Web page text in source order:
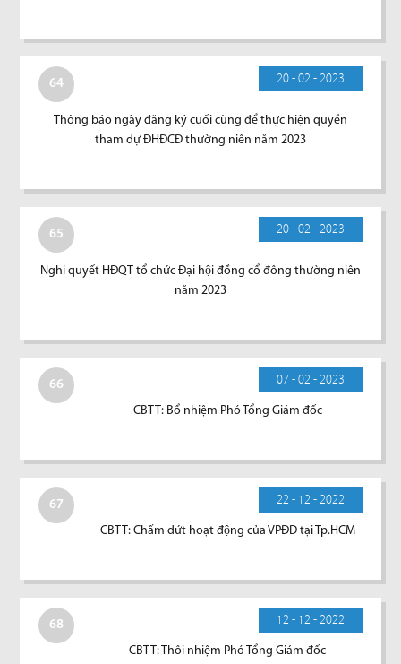
64 20 - 02 - 2023
Thông báo ngày đăng ký cuối cùng để thực hiện quyền
tham dự ĐHĐCĐ thường niên năm 2023
65 20 - 02 - 2023
Nghi quyết HĐQT tổ chức Đại hội đồng cổ đông thường niên
năm 2023
66 07 - 02 - 2023
CBTT: Bổ nhiệm Phó Tổng Giám đốc
67 22 - 12 - 2022
CBTT: Chấm dứt hoạt động của VPĐD tại Tp.HCM
68 12 - 12 - 2022
CBTT: Thôi nhiệm Phó Tổng Giám đốc